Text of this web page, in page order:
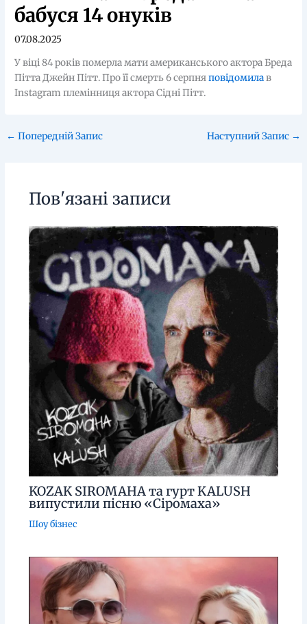
бабуся 14 онуків
07.08.2025
У віці 84 років померла мати американського актора Бреда
Пітта Джейн Пітт. Про її смерть 6 серпняповідомилав
Instagram племінниця актора Сідні Пітт.
← Попередній Запис Наступний Запис →
Пов'язані записи
KOZAK SIROMAHA та гурт KALUSH
випустили пісню «Сіромаха»
Шоу бізнес